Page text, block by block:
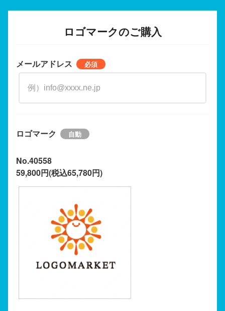
ロゴマークのご購入
メールアドレス
ロゴマーク
No.40558
59,800円(税込65,780円)